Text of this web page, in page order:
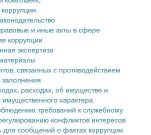
и застройки
территории
и иные акты в сфере
коррупции
экспертиза
связанных с противодействием
расходах, об имуществе и
имущественного характера
требований к служебному
конфликтов интересов
для сообщений о фактах коррупции